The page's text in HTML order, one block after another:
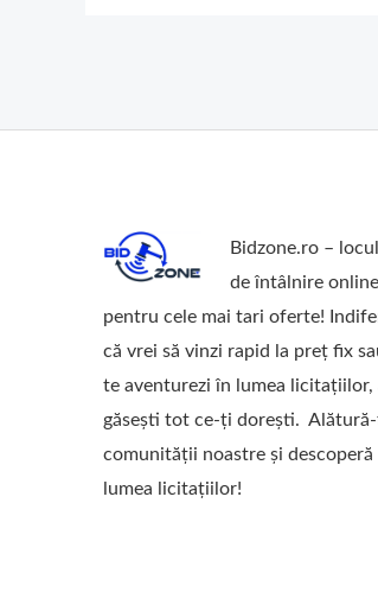
Bidzone.ro –
de întâlnire online
pentru cele mai tari oferte!
că vrei să vinzi rapid la preț fix
te aventurezi în lumea licitațiilor,
găsești tot ce-ți dorești.
comunității noastre și descoperă
lumea licitațiilor!